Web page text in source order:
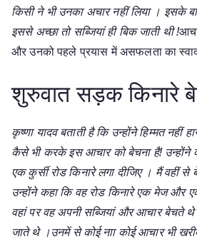
किसी ने भी उनका अचार नहीं लिया । इसके
इससे अच्छा तो सब्जियां ही बिक जाती थी !
और उनको पहले प्रयास में असफलता का
शुरुवात सड़क किनारे
कृष्णा यादव बताती है कि उन्होंने हिम्मत नहीं
कैसे भी करके इस आचार को बेचना है!
एक कुर्सी रोड किनारे लगा दीजिए । मैं वहीं
उन्होंने कहा कि वह रोड किनारे एक मेज और
वहां पर वह अपनी सब्जियां और आचार बेचते
जाते थे ।उनमें से कोई नाा कोई आचार भी